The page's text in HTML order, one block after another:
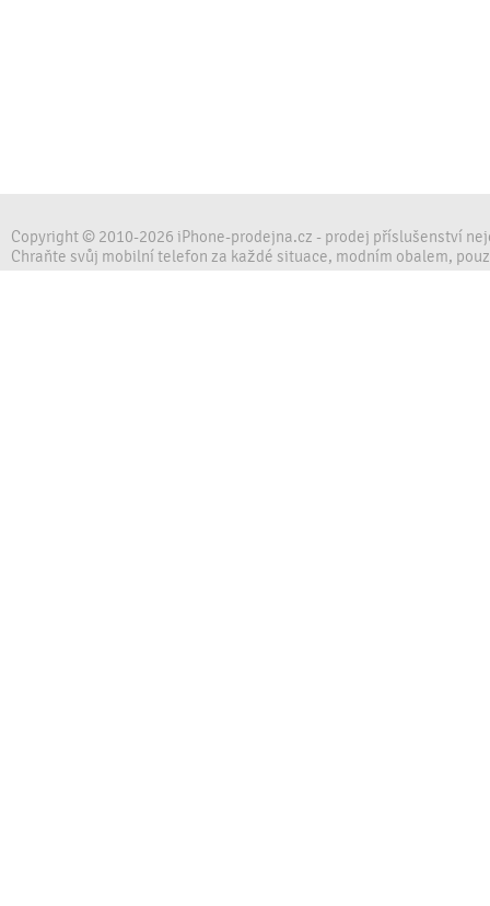
Copyright © 2010-2026 iPhone-prodejna.cz - prodej příslušenství
Chraňte svůj mobilní telefon za každé situace, modním obalem,